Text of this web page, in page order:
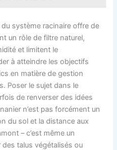
système racinaire offre de
un rôle de filtre naturel,
et limitent le
à atteindre les objectifs
en matière de gestion
Poser le sujet dans le
de renverser des idées
n’est pas forcément un
du sol et la distance aux
– c’est même un
talus végétalisés ou